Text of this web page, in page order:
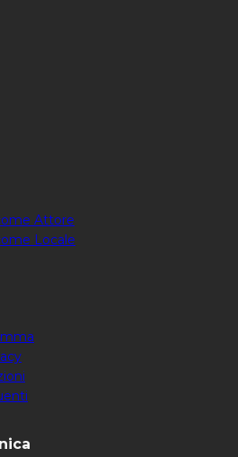
Attore
Locale